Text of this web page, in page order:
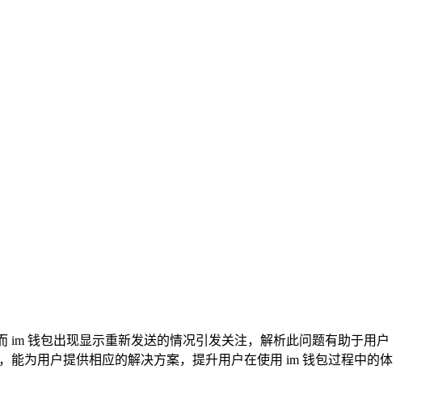
im 钱包出现显示重新发送的情况引发关注，解析此问题有助于用户
为用户提供相应的解决方案，提升用户在使用 im 钱包过程中的体